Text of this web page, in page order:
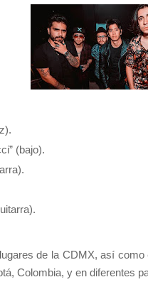
(bajo).
de la CDMX, así
Colombia, y en diferentes